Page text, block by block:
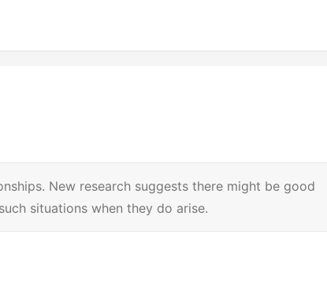
New research suggests there might be good
situations when they do arise.